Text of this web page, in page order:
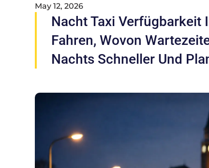
May 12, 2026
Nacht Taxi Verfügbarkeit
Fahren, Wovon
Nachts Schneller Und